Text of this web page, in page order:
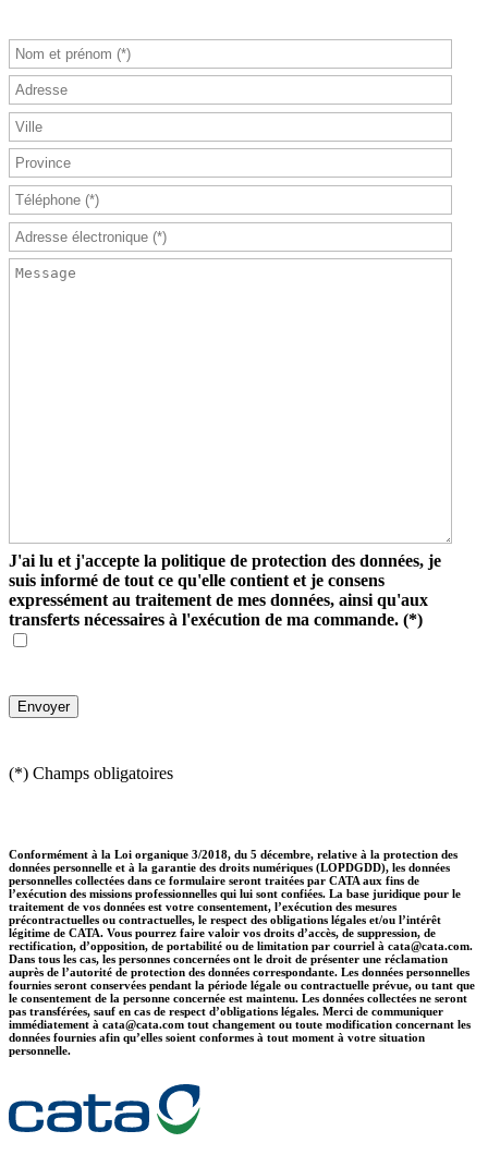
J'ai lu et j'accepte la politique de protection des données, je
suis informé de tout ce qu'elle contient et je consens
expressément au traitement de mes données, ainsi qu'aux
transferts nécessaires à l'exécution de ma commande. (*)
(*) Champs obligatoires
Conformément à la Loi organique 3/2018, du 5 décembre, relative à la protection des
données personnelle et à la garantie des droits numériques (LOPDGDD), les données
personnelles collectées dans ce formulaire seront traitées par CATA aux fins de
l’exécution des missions professionnelles qui lui sont confiées. La base juridique pour le
traitement de vos données est votre consentement, l’exécution des mesures
précontractuelles ou contractuelles, le respect des obligations légales et/ou l’intérêt
légitime de CATA. Vous pourrez faire valoir vos droits d’accès, de suppression, de
rectification, d’opposition, de portabilité ou de limitation par courriel à cata@cata.com.
Dans tous les cas, les personnes concernées ont le droit de présenter une réclamation
auprès de l’autorité de protection des données correspondante. Les données personnelles
fournies seront conservées pendant la période légale ou contractuelle prévue, ou tant que
le consentement de la personne concernée est maintenu. Les données collectées ne seront
pas transférées, sauf en cas de respect d’obligations légales. Merci de communiquer
immédiatement à cata@cata.com tout changement ou toute modification concernant les
données fournies afin qu’elles soient conformes à tout moment à votre situation
personnelle.